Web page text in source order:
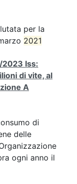
per la
2021
2023 Iss:
di vite, al
A
di
delle
ogni anno il